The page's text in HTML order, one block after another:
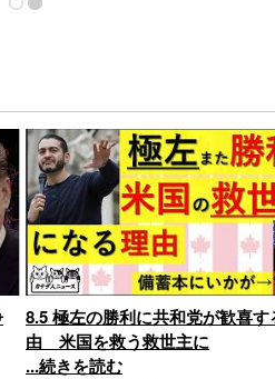
8.5 極左の勝利に共和党が歓喜す
由 米国を救う救世主に
...続きを読む